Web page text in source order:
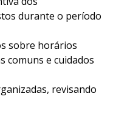
durante o período
sobre horários
comuns e cuidados
revisando